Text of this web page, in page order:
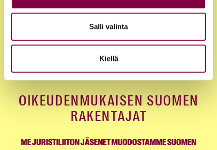
Salli valinta
Kiellä
KOULUTUKSET JA TAPAHTUMAT
YHTEYSTIEDOT
OIKEUDENMUKAISEN SUOMEN
RAKENTAJAT
ME JURISTILIITON JÄSENET MUODOSTAMME SUOMEN